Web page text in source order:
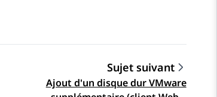
Sujet suivant
Ajout d'un disque dur VMware